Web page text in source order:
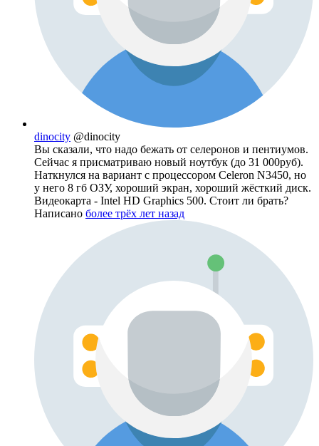
dinocity @dinocity
Вы сказали, что надо бежать от селеронов и пентиумов.
Сейчас я присматриваю новый ноутбук (до 31 000руб).
Наткнулся на вариант с процессором Celeron N3450, но
у него 8 гб ОЗУ, хороший экран, хороший жёсткий диск.
Видеокарта - Intel HD Graphics 500. Стоит ли брать?
Написано более трёх лет назад